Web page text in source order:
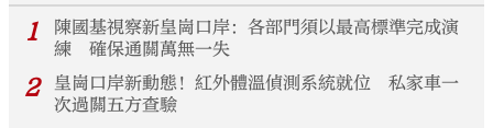
1
陳國基視察新皇崗口岸：各部門須以最高標準完成演
練 確保通關萬無一失
2
皇崗口岸新動態！紅外體溫偵測系統就位 私家車一
次過關五方查驗